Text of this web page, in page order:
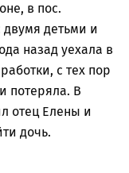
в пос.
детьми и
назад уехала в
с тех пор
потеряла. В
отец Елены и
дочь.